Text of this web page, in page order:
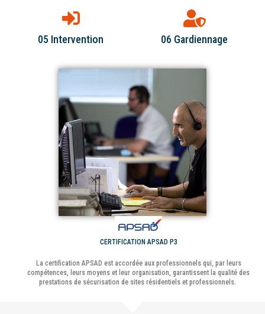
de votre maison en direct. Si l'effraction
est confirmée, le centre de
les force de l'ordre.
l'opérateur contacte directement les
forces de l'ordre. Le centre dispose d'un
département.
05 Intervention
préfecture intervient chez vous pour
vérifier les lieux.
06 Gardiennage
surveiller votre maison et sauvegarder
les biens en cas de nécessité.
CERTIFICATION APSAD P3
La certification APSAD est accordée aux professionnels qui, par leurs
compétences, leurs moyens et leur organisation, garantissent la qualité des
prestations de sécurisation de sites résidentiels et professionnels.